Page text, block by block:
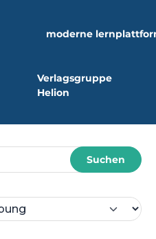
moderne
Verlagsgruppe
Helion
Suchen